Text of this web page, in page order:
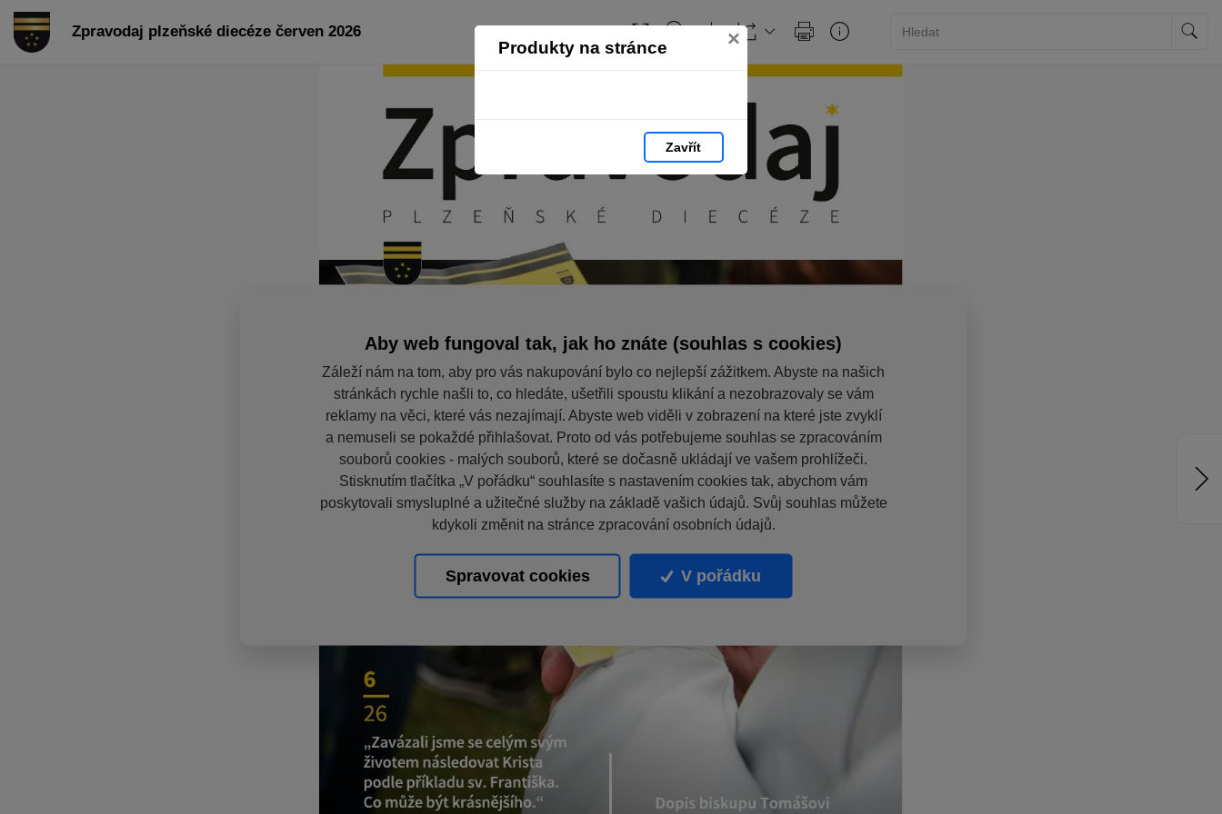
Produkty na stránce ×
Zavřít
Zpravodaj plzeňské diecéze červen 2026
Aby web fungoval tak, jak ho znáte (souhlas s cookies)
Záleží nám na tom, aby pro vás nakupování bylo co nejlepší zážitkem. Abyste na našich
stránkách rychle našli to, co hledáte, ušetřili spoustu klikání a nezobrazovaly se vám
reklamy na věci, které vás nezajímají. Abyste web viděli v zobrazení na které jste zvyklí
a nemuseli se pokaždé přihlašovat. Proto od vás potřebujeme souhlas se zpracováním
souborů cookies - malých souborů, které se dočasně ukládají ve vašem prohlížeči.
Stisknutím tlačítka „V pořádku“ souhlasíte s nastavením cookies tak, abychom vám
poskytovali smysluplné a užitečné služby na základě vašich údajů. Svůj souhlas můžete
kdykoli změnit na stránce zpracování osobních údajů.
Spravovat cookies V pořádku